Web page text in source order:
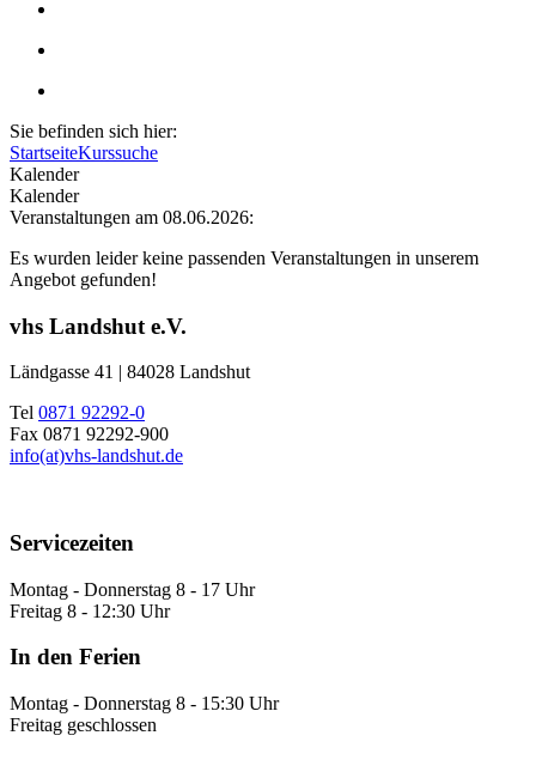
Sie befinden sich hier:
StartseiteKurssuche
Kalender
Kalender
Veranstaltungen am 08.06.2026:
Es wurden leider keine passenden Veranstaltungen in unserem
Angebot gefunden!
vhs Landshut e.V.
Ländgasse 41 | 84028 Landshut
Tel 0871 92292-0
Fax 0871 92292-900
info(at)vhs-landshut.de
Servicezeiten
Montag - Donnerstag 8 - 17 Uhr
Freitag 8 - 12:30 Uhr
In den Ferien
Montag - Donnerstag 8 - 15:30 Uhr
Freitag geschlossen